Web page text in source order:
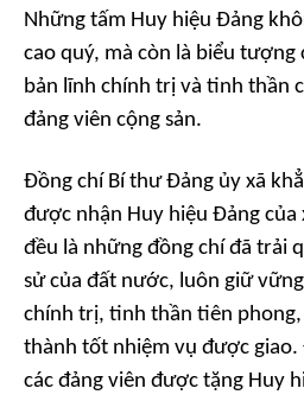
Những tấm Huy hiệu Đảng
cao quý, mà còn là biểu
bản lĩnh chính trị và tinh thần
đảng viên cộng sản.
Đồng chí Bí thư Đảng ủy xã
được nhận Huy hiệu Đảng của
đều là những đồng chí đã trải
sử của đất nước, luôn giữ
chính trị, tinh thần tiên
thành tốt nhiệm vụ được
các đảng viên được tặng Huy